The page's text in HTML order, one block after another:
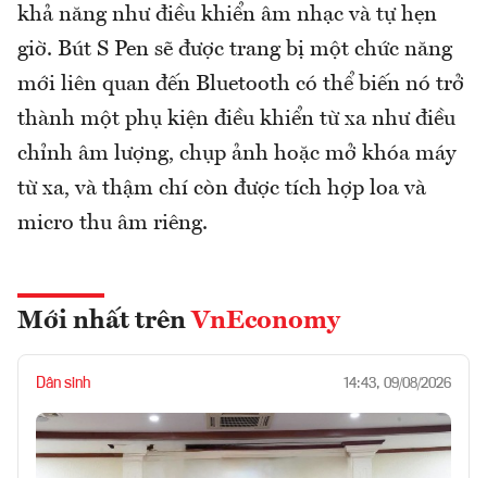
khả năng như điều khiển âm nhạc và tự hẹn
giờ. Bút S Pen sẽ được trang bị một chức năng
mới liên quan đến Bluetooth có thể biến nó trở
thành một phụ kiện điều khiển từ xa như điều
chỉnh âm lượng, chụp ảnh hoặc mở khóa máy
từ xa, và thậm chí còn được tích hợp loa và
micro thu âm riêng.
Mới nhất trên VnEconomy
Dân sinh 14:43, 09/08/2026